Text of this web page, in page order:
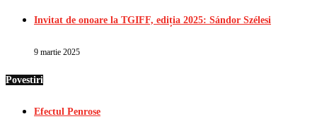
Invitat de onoare la TGIFF, ediția 2025: Sándor Szélesi
9 martie 2025
Povestiri
Efectul Penrose